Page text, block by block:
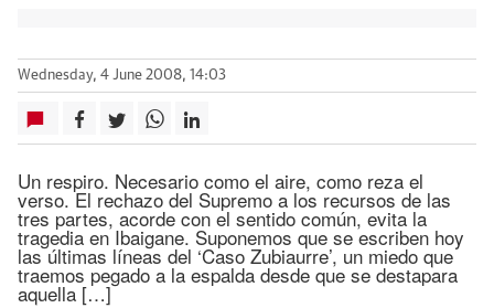
Wednesday, 4 June 2008, 14:03
Un respiro. Necesario como el aire, como reza el
verso. El rechazo del Supremo a los recursos de las
tres partes, acorde con el sentido común, evita la
tragedia en Ibaigane. Suponemos que se escriben hoy
las últimas líneas del ‘Caso Zubiaurre’, un miedo que
traemos pegado a la espalda desde que se destapara
aquella […]